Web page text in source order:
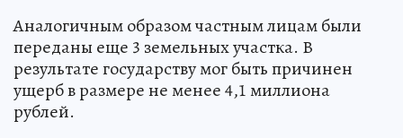
Аналогичным образом частным лицам были
переданы еще 3 земельных участка. В
результате государству мог быть причинен
ущерб в размере не менее 4,1 миллиона
рублей.